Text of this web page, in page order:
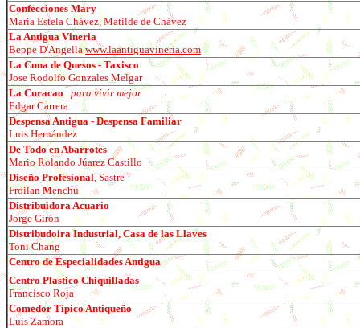
Confecciones Mary
Maria Estela Chávez, Matilde de Chávez
La Antigua Vineria
Beppe D'Angellawww.laantiguavineria.com
La Cuna de Quesos - Taxisco
Jose Rodolfo Gonzales Melgar
La Curacaopara vivir mejor
Edgar Carrera
Despensa Antigua - Despensa Familiar
Luis Hernández
De Todo en Abarrotes
Mario Rolando Júarez Castillo
Diseño Profesional, Sastre
Froilan Menchú
Distribuidora Acuario
Jorge Girón
Distribudoira Industrial, Casa de las Llaves
Toni Chang
Centro de Especialidades Antigua
Centro Plastico Chiquilladas
Francisco Roja
Comedor Típico Antiqueño
Luis Zamora